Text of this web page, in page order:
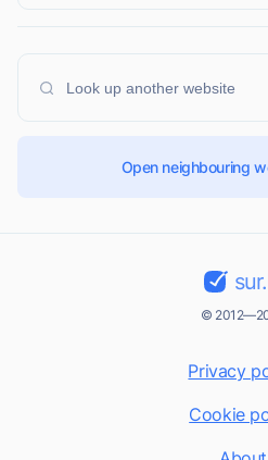
Open neighbouring
©
Privacy
Cookie